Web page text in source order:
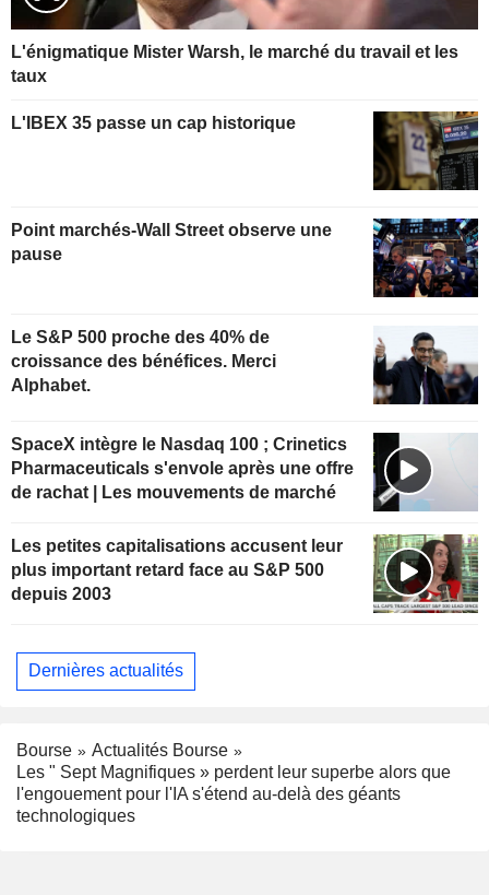
L'énigmatique Mister Warsh, le marché du travail et les
taux
L'IBEX 35 passe un cap historique
Point marchés-Wall Street observe une
pause
Le S&P 500 proche des 40% de
croissance des bénéfices. Merci
Alphabet.
SpaceX intègre le Nasdaq 100 ; Crinetics
Pharmaceuticals s'envole après une offre
de rachat | Les mouvements de marché
Les petites capitalisations accusent leur
plus important retard face au S&P 500
depuis 2003
Dernières actualités
Bourse
Actualités Bourse
Les " Sept Magnifiques » perdent leur superbe alors que
l'engouement pour l'IA s'étend au-delà des géants
technologiques